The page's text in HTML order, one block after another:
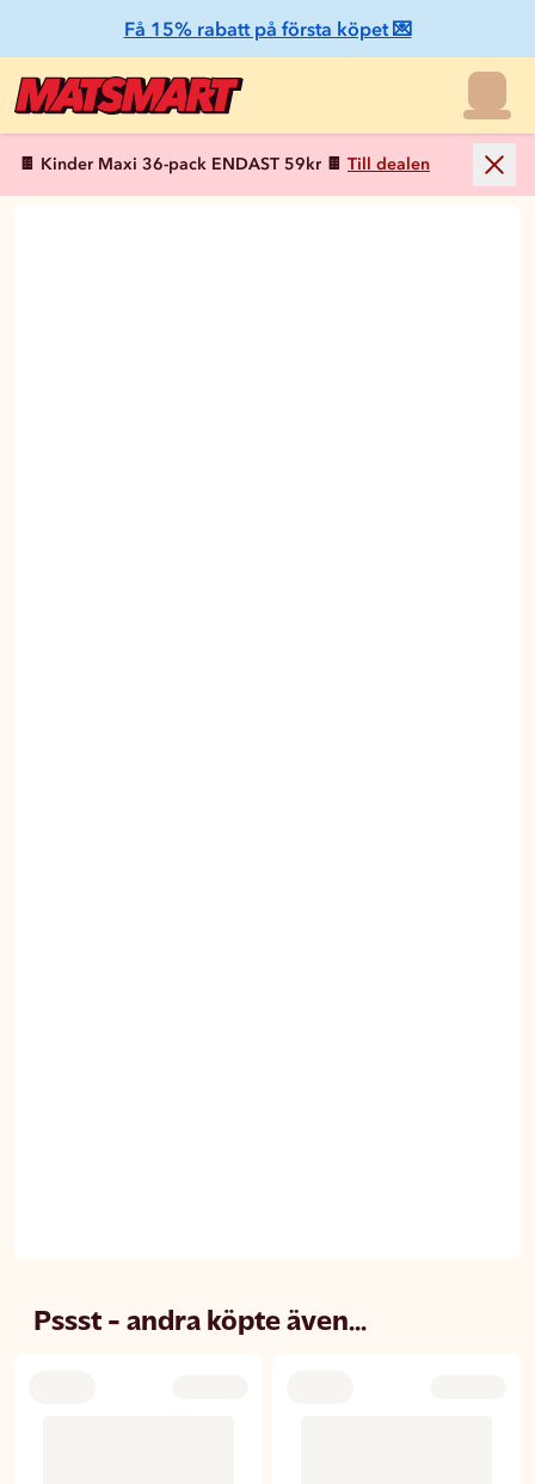
Få 15% rabatt på första köpet 💌
🍫 Kinder Maxi 36-pack ENDAST 59kr 🍫 Till dealen
Pssst - andra köpte även...